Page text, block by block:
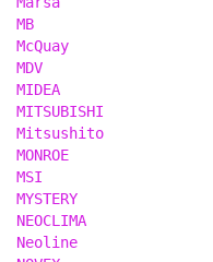
MB
McQuay
MDV
MIDEA
MITSUBISHI
Mitsushito
MONROE
MSI
MYSTERY
NEOCLIMA
Neoline